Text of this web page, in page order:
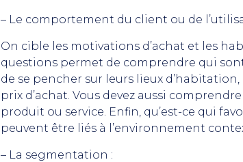
– Le comportement du client ou de
On cible les motivations d’achat et les
questions permet de comprendre qui
de se pencher sur leurs lieux
prix d’achat. Vous devez aussi
produit ou service. Enfin, qu’est-ce qui
peuvent être liés à l’environnement
– La segmentation :